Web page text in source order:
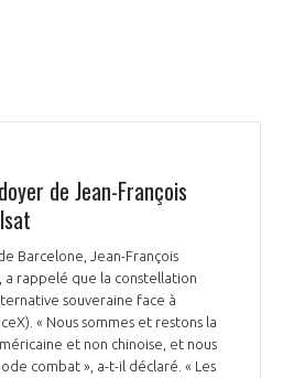
de Jean-François
Barcelone, Jean-François
a rappelé que la constellation
souveraine face à
« Nous sommes et restons la
et non chinoise, et nous
combat », a-t-il déclaré. « Les